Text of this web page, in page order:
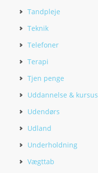
Tandpleje
Teknik
Telefoner
Terapi
Tjen penge
Uddannelse & kursus
Udendørs
Udland
Underholdning
Vægttab